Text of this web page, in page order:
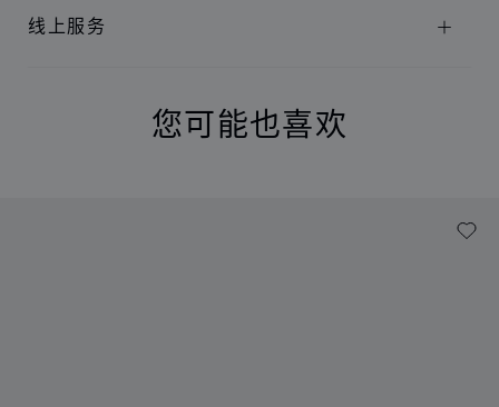
线上服务
您可能也喜欢